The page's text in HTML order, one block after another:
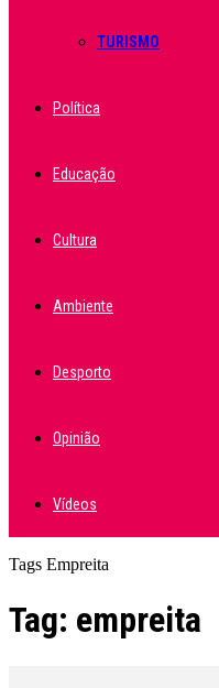
TURISMO
Política
Educação
Cultura
Ambiente
Desporto
Opinião
Vídeos
Tags Empreita
Tag: empreita